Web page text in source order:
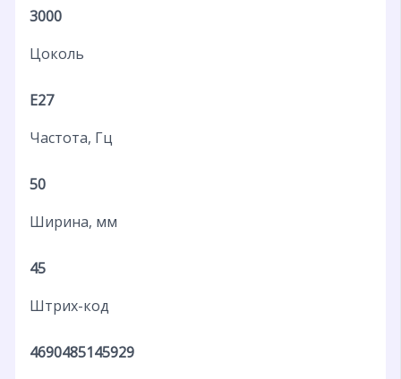
3000
Цоколь
E27
Частота, Гц
50
Ширина, мм
45
Штрих-код
4690485145929